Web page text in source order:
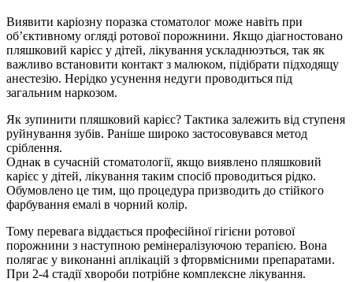
Виявити каріозну поразка стоматолог може навіть при
об’єктивному огляді ротової порожнини. Якщо діагностовано
пляшковий карієс у дітей, лікування ускладнюэться, так як
важливо встановити контакт з малюком, підібрати підходящу
анестезію. Нерідко усунення недуги проводиться під
загальним наркозом.
Як зупинити пляшковий карієс? Тактика залежить від ступеня
руйнування зубів. Раніше широко застосовувався метод
сріблення.
Однак в сучасній стоматології, якщо виявлено пляшковий
карієс у дітей, лікування таким спосіб проводиться рідко.
Обумовлено це тим, що процедура призводить до стійкого
фарбування емалі в чорний колір.
Тому перевага віддається професійної гігієни ротової
порожнини з наступною ремінералізуючою терапією. Вона
полягає у виконанні аплікацій з фторвмісними препаратами.
При 2-4 стадії хвороби потрібне комплексне лікування.